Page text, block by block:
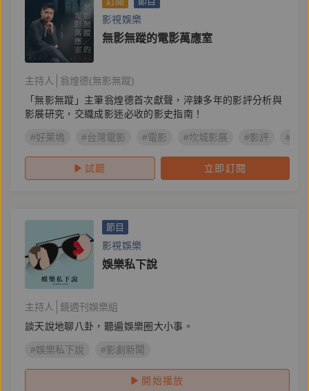
影視娛樂
無影無蹤的電影萬應室
主持人
翁煌德(無影無蹤)
「無影無蹤」主筆翁煌德首次獻聲，淬鍊多年的影評分析與
影展研究，交織成影迷必收的影史指南！
#好萊塢 #台灣電影 #電影 #坎城影展 #影評 #影
試聽 立即訂閱
節目
影視娛樂
娛樂私下說
主持人
鏡週刊娛樂組
談天說地聊八卦，聽遍娛樂圈大小事。
#娛樂私下說 #影劇新聞
開始播放